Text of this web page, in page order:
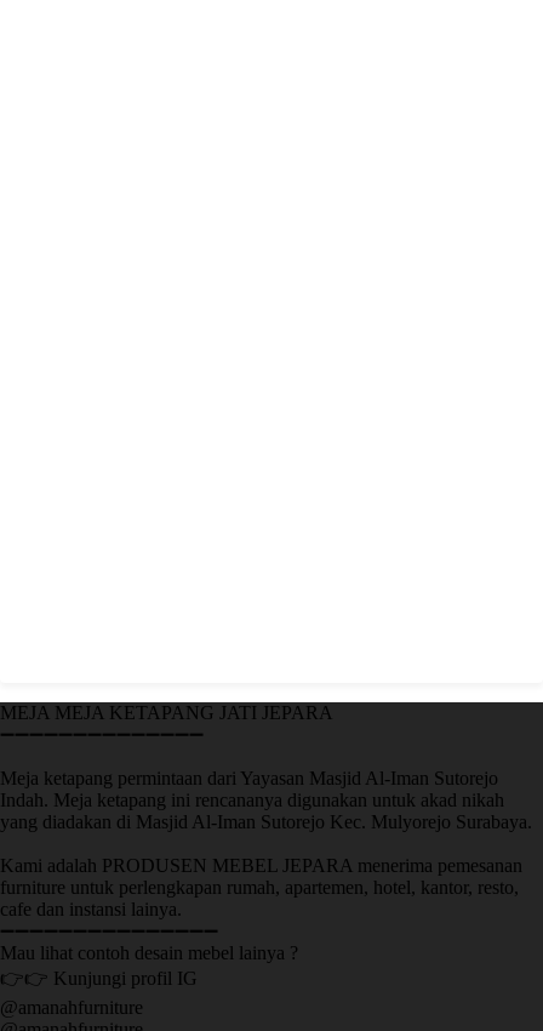
MEJA MEJA KETAPANG JATI JEPARA
➖➖➖➖➖➖➖➖➖➖➖➖➖➖
Meja ketapang permintaan dari Yayasan Masjid Al-Iman Sutorejo
Indah. Meja ketapang ini rencananya digunakan untuk akad nikah
yang diadakan di Masjid Al-Iman Sutorejo Kec. Mulyorejo Surabaya.
Kami adalah PRODUSEN MEBEL JEPARA menerima pemesanan
furniture untuk perlengkapan rumah, apartemen, hotel, kantor, resto,
cafe dan instansi lainya.
➖➖➖➖➖➖➖➖➖➖➖➖➖➖➖
Mau lihat contoh desain mebel lainya ?
👉👉 Kunjungi profil IG
@amanahfurniture